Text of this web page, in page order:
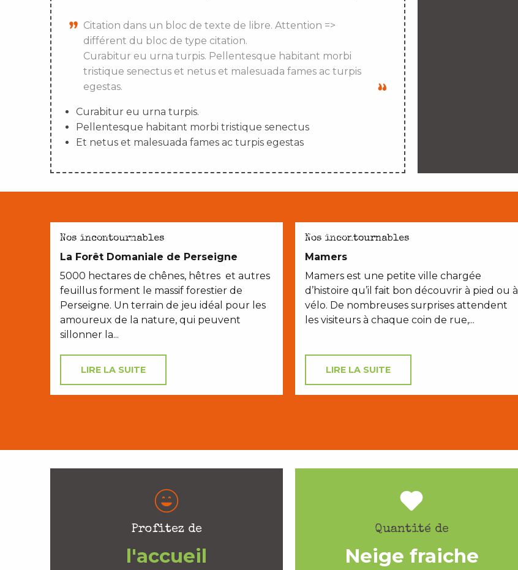
Citation dans un bloc de texte de libre. Attention =>
différent du bloc de type citation.
Curabitur eu urna turpis. Pellentesque habitant morbi
tristique senectus et netus et malesuada fames ac turpis
egestas.
Curabitur eu urna turpis.
Pellentesque habitant morbi tristique senectus
Et netus et malesuada fames ac turpis egestas
SUR NOS CHEMINS
Nos incontournables
La Forêt Domaniale de Perseigne
5000 hectares de chênes, hêtres et autres
feuillus forment le massif forestier de
Perseigne. Un terrain de jeu idéal pour les
amoureux de la nature, qui peuvent
sillonner la...
LIRE LA SUITE
EN COUPLE
Nos incontournables
Mamers
Mamers est une petite ville chargée
d’histoire qu’il fait bon découvrir à pied ou à
vélo. De nombreuses surprises attendent
les visiteurs à chaque coin de rue,...
LIRE LA SUITE
Profitez de
l'accueil
Quantité de
Neige fraiche